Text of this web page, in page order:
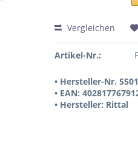
Vergleichen
Artikel-Nr.:
• Hersteller-Nr.
• EAN:
• Hersteller: Rittal